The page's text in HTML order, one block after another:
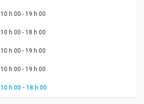
10 h 00 - 19 h 00
10 h 00 - 18 h 00
10 h 00 - 19 h 00
10 h 00 - 19 h 00
10 h 00 - 18 h 00